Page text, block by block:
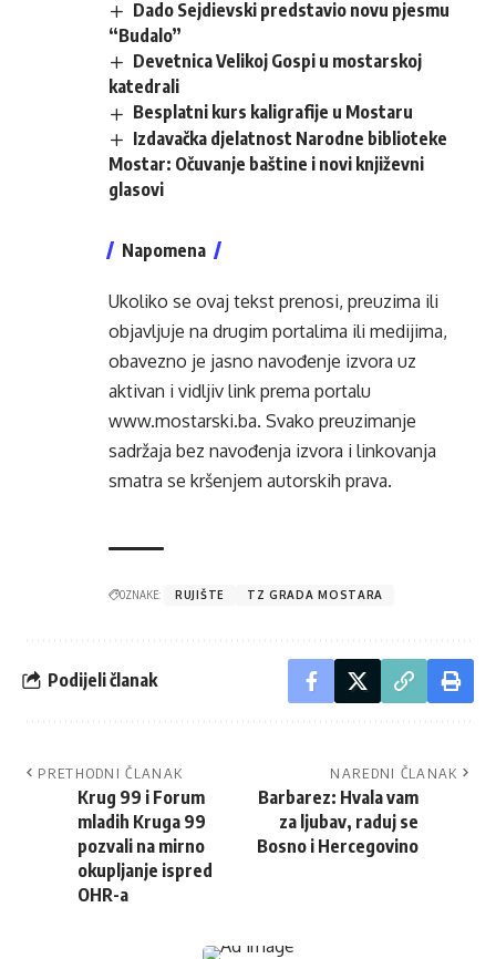
Dado Sejdievski predstavio novu pjesmu
“Budalo”
Devetnica Velikoj Gospi u mostarskoj
katedrali
Besplatni kurs kaligrafije u Mostaru
Izdavačka djelatnost Narodne biblioteke
Mostar: Očuvanje baštine i novi književni
glasovi
Napomena
Ukoliko se ovaj tekst prenosi, preuzima ili
objavljuje na drugim portalima ili medijima,
obavezno je jasno navođenje izvora uz
aktivan i vidljiv link prema portalu
www.mostarski.ba. Svako preuzimanje
sadržaja bez navođenja izvora i linkovanja
smatra se kršenjem autorskih prava.
OZNAKE: RUJIŠTE TZ GRADA MOSTARA
Podijeli članak
PRETHODNI ČLANAK
Krug 99 i Forum
mladih Kruga 99
pozvali na mirno
okupljanje ispred
OHR-a
NAREDNI ČLANAK
Barbarez: Hvala vam
za ljubav, raduj se
Bosno i Hercegovino